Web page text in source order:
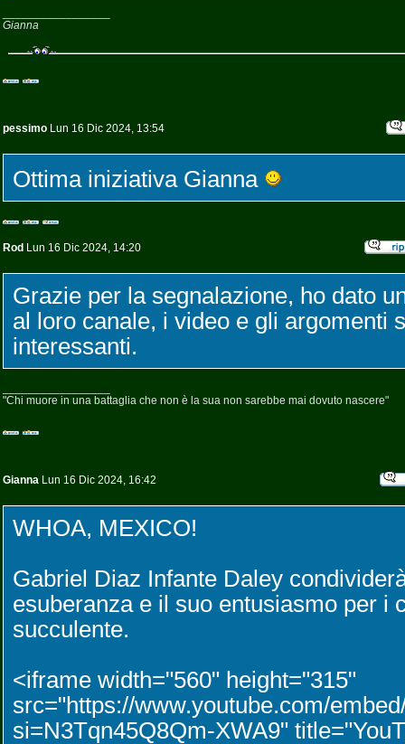
Gianna
pessimo Lun 16 Dic 2024, 13:54
Ottima iniziativa Gianna
Rod Lun 16 Dic 2024, 14:20
Grazie per la segnalazione, ho dato
al loro canale, i video e gli argomenti
interessanti.
"Chi muore in una battaglia che non è la sua non sarebbe mai dovuto nascere"
Gianna Lun 16 Dic 2024, 16:42
WHOA, MEXICO!
Gabriel Diaz Infante Daley
esuberanza e il suo entusiasmo per i
succulente.
<iframe width="560" height="315"
src="https://www.youtube.com/
si=N3Tqn45Q8Qm-XWA9"